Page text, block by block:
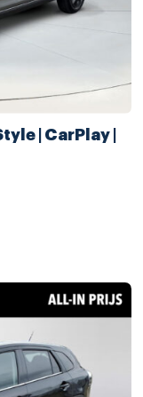
| CarPlay |